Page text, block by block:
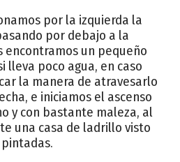
por la izquierda la
por debajo a la
encontramos un pequeño
lleva poco agua, en caso
la manera de atravesarlo
e iniciamos el ascenso
y con bastante maleza, al
una casa de ladrillo visto
pintadas.